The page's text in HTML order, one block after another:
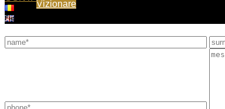
Vizionare
Fields marked with * are mandatory pentru in order to send the message